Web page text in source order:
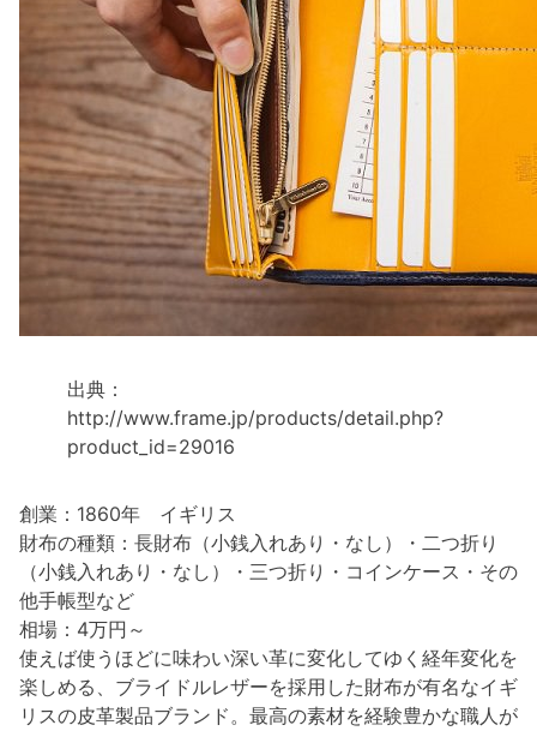
出典：
http://www.frame.jp/products/detail.php?
product_id=29016
創業：1860年 イギリス
財布の種類：長財布（小銭入れあり・なし）・二つ折り
（小銭入れあり・なし）・三つ折り・コインケース・その
他手帳型など
相場：4万円～
使えば使うほどに味わい深い革に変化してゆく経年変化を
楽しめる、ブライドルレザーを採用した財布が有名なイギ
リスの皮革製品ブランド。最高の素材を経験豊かな職人が